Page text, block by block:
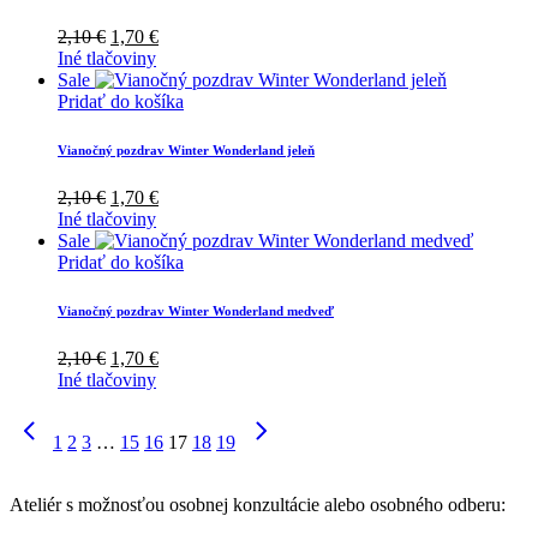
2,10€ Pôvodná
cena
bola:
2,10 €.
1,70 €Aktuálna
je:
1,70 €.
Iné tlačoviny
Sale
Pridať do košíka
Vianočný pozdrav Winter Wonderland jeleň
2,10€ Pôvodná
cena
bola:
2,10 €.
1,70 €Aktuálna
je:
1,70 €.
Iné tlačoviny
Sale
Pridať do košíka
Vianočný pozdrav Winter Wonderland medveď
2,10€ Pôvodná
cena
1,70 €Aktuálna
Iné tlačoviny
1 2 3 … 15 16 17 18 19
Ateliér s možnosťou osobnej konzultácie alebo osobného odberu: